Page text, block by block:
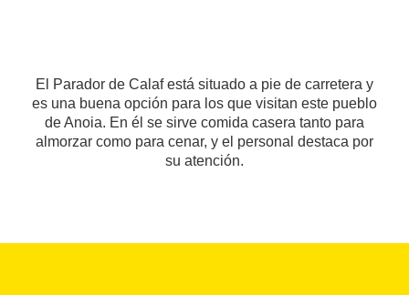
El Parador de Calaf está situado a pie de carretera y
es una buena opción para los que visitan este pueblo
de Anoia. En él se sirve comida casera tanto para
almorzar como para cenar, y el personal destaca por
su atención.